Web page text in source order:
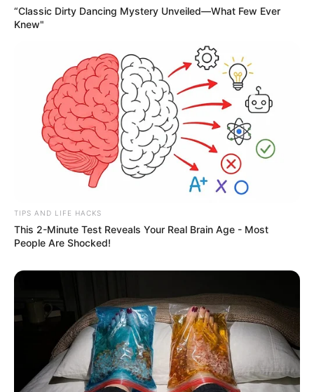
“Classic Dirty Dancing Mystery Unveiled—What Few Ever
Knew"
TIPS AND LIFE HACKS
This 2-Minute Test Reveals Your Real Brain Age - Most
People Are Shocked!